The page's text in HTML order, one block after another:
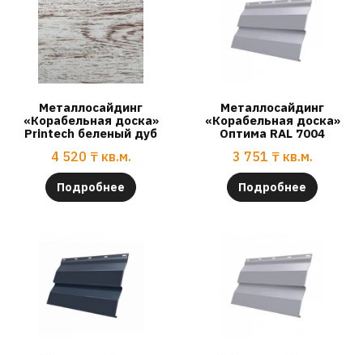
Металлосайдинг
«Корабельная доска»
Printech беленый дуб
4 520 ₸ кв.м.
Подробнее
Металлосайдинг
«Корабельная доска»
Оптима RAL 7004
3 751 ₸ кв.м.
Подробнее